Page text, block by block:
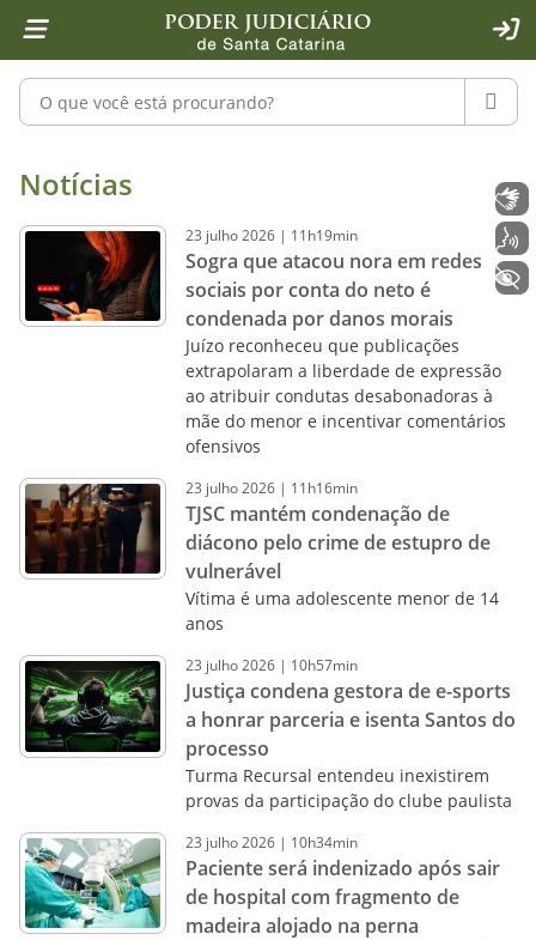
1 Ir para o conteúdo
2 Ir para a ferramenta de acessibilidade - Rybená
4 Ir para o menu principal
5 Ir para a pesquisa
6 Ir para o rodapé
7 Ir para a página inicial
Pesquisar no portal
Notícias - Imprensa - Poder
Notícias
23 julho2026 | 11h19min
Sogra que atacou nora em redes
sociais por conta do neto é
condenada por danos morais
Juízo reconheceu que publicações
extrapolaram a liberdade de expressão
ao atribuir condutas desabonadoras à
mãe do menor e incentivar comentários
ofensivos
23 julho2026 | 11h16min
TJSC mantém condenação de
diácono pelo crime de estupro de
vulnerável
Vítima é uma adolescente menor de 14
anos
23 julho2026 | 10h57min
Justiça condena gestora de e-sports
a honrar parceria e isenta Santos do
processo
Turma Recursal entendeu inexistirem
provas da participação do clube paulista
23 julho2026 | 10h34min
Paciente será indenizado após sair
de hospital com fragmento de
madeira alojado na perna
+ Acessibilidade